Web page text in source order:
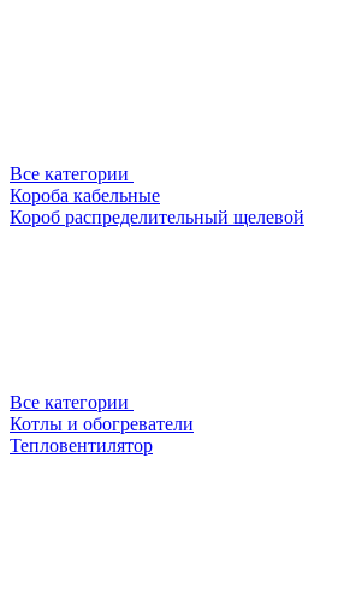
Все категории
Короба кабельные
Короб распределительный щелевой
Все категории
Котлы и обогреватели
Тепловентилятор